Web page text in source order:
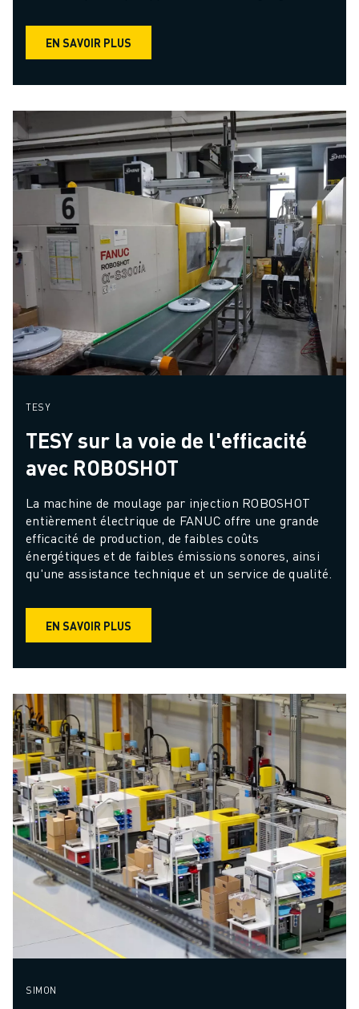
EN SAVOIR PLUS
TESY
TESY sur la voie de l'efficacité
avec ROBOSHOT
La machine de moulage par injection ROBOSHOT
entièrement électrique de FANUC offre une grande
efficacité de production, de faibles coûts
énergétiques et de faibles émissions sonores, ainsi
qu'une assistance technique et un service de qualité.
EN SAVOIR PLUS
SIMON